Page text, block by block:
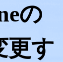
の
更す